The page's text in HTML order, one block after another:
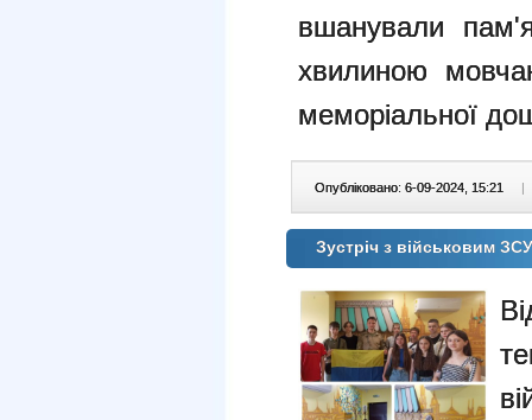
вшанували
хвилиною
меморіальної
Опубліковано: 6-09-2024, 15:21 |
Зустріч з військовим ЗСУ